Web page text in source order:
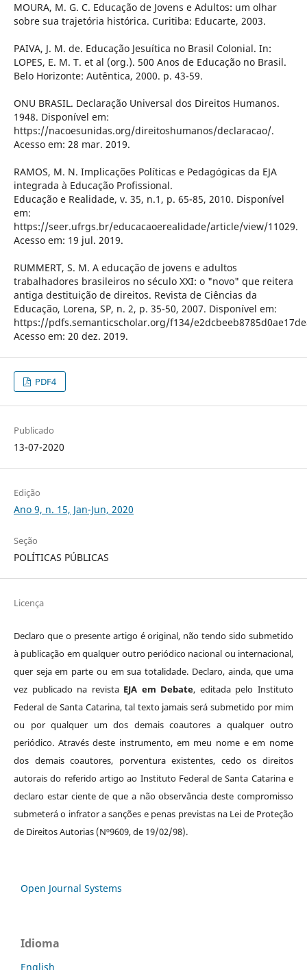
MOURA, M. G. C. Educação de Jovens e Adultos: um olhar
sobre sua trajetória histórica. Curitiba: Educarte, 2003.
PAIVA, J. M. de. Educação Jesuítica no Brasil Colonial. In:
LOPES, E. M. T. et al (org.). 500 Anos de Educação no Brasil.
Belo Horizonte: Autêntica, 2000. p. 43-59.
ONU BRASIL. Declaração Universal dos Direitos Humanos.
1948. Disponível em:
https://nacoesunidas.org/direitoshumanos/declaracao/.
Acesso em: 28 mar. 2019.
RAMOS, M. N. Implicações Políticas e Pedagógicas da EJA
integrada à Educação Profissional.
Educação e Realidade, v. 35, n.1, p. 65-85, 2010. Disponível
em:
https://seer.ufrgs.br/educacaoerealidade/article/view/11029.
Acesso em: 19 jul. 2019.
RUMMERT, S. M. A educação de jovens e adultos
trabalhadores brasileiros no século XXI: o "novo" que reitera
antiga destituição de direitos. Revista de Ciências da
Educação, Lorena, SP, n. 2, p. 35-50, 2007. Disponível em:
https://pdfs.semanticscholar.org/f134/
Acesso em: 20 dez. 2019.
PDF4
Publicado
13-07-2020
Edição
Ano 9, n. 15, Jan-Jun, 2020
Seção
POLÍTICAS PÚBLICAS
Licença
Declaro que o presente artigo é original, não tendo sido submetido
à publicação em qualquer outro periódico nacional ou internacional,
quer seja em parte ou em sua totalidade. Declaro, ainda, que uma
vez publicado na revista EJA em Debate, editada pelo Instituto
Federal de Santa Catarina, tal texto jamais será submetido por mim
ou por qualquer um dos demais coautores a qualquer outro
periódico. Através deste instrumento, em meu nome e em nome
dos demais coautores, porventura existentes, cedo os direitos
autorais do referido artigo ao Instituto Federal de Santa Catarina e
declaro estar ciente de que a não observância deste compromisso
submeterá o infrator a sanções e penas previstas na Lei de Proteção
de Direitos Autorias (Nº9609, de 19/02/98).
Open Journal Systems
Idioma
English